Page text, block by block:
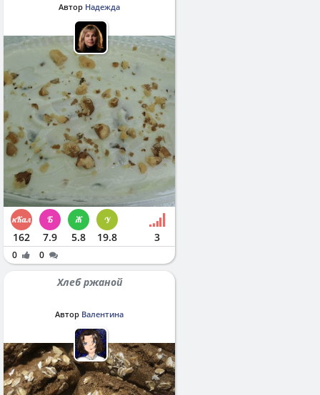
Автор Надежда
162 7.9 5.8 19.8 3
0 0
Хлеб ржаной
Автор Валентина